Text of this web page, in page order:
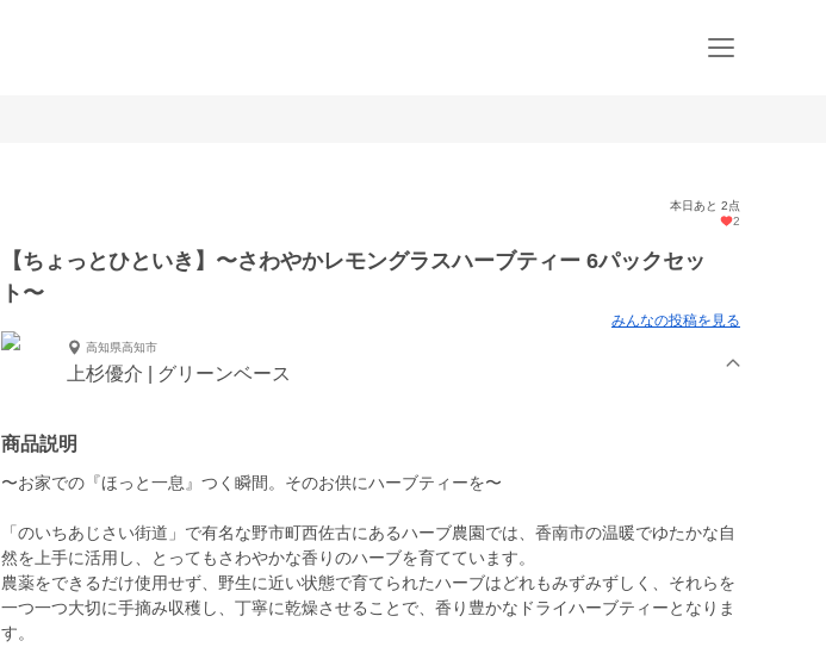
本日あと 2点
2
【ちょっとひといき】〜さわやかレモングラスハーブティー 6パックセッ
ト〜
みんなの投稿を見る
高知県高知市
上杉優介 | グリーンベース
商品説明
〜お家での『ほっと一息』つく瞬間。そのお供にハーブティーを〜
「のいちあじさい街道」で有名な野市町西佐古にあるハーブ農園では、香南市の温暖でゆたかな自
然を上手に活用し、とってもさわやかな香りのハーブを育てています。
農薬をできるだけ使用せず、野生に近い状態で育てられたハーブはどれもみずみずしく、それらを
一つ一つ大切に手摘み収穫し、丁寧に乾燥させることで、香り豊かなドライハーブティーとなりま
す。